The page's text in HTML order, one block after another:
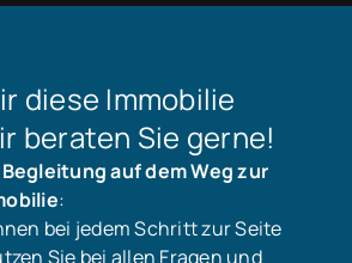
diese Immobilie
beraten Sie gerne!
auf dem Weg zur
:
bei jedem Schritt zur Seite
Sie bei allen Fragen und